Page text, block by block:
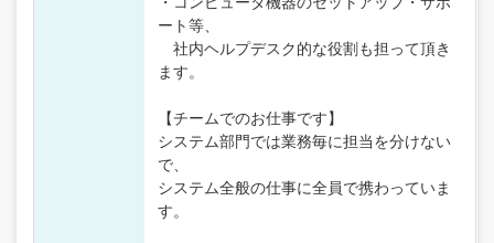
ート等、
社内ヘルプデスク的な役割も担って頂き
ます。
【チームでのお仕事です】
システム部門では業務毎に担当を分けない
で、
システム全般の仕事に全員で携わっていま
す。